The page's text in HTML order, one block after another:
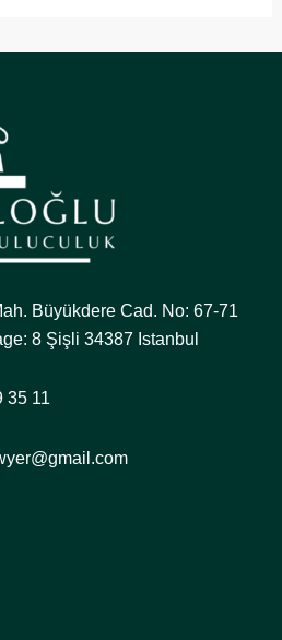
Büyükdere Cad. No: 67-71
8 Şişli 34387 Istanbul
35 11